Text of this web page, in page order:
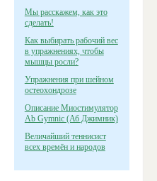
Мы расскажем, как это
сделать!
Как выбирать рабочий вес
в упражнениях, чтобы
мышцы росли?
Упражнения при шейном
остеохондрозе
Описание Миостимулятор
Ab Gymnic (Аб Джимник)
Величайший теннисист
всех времён и народов